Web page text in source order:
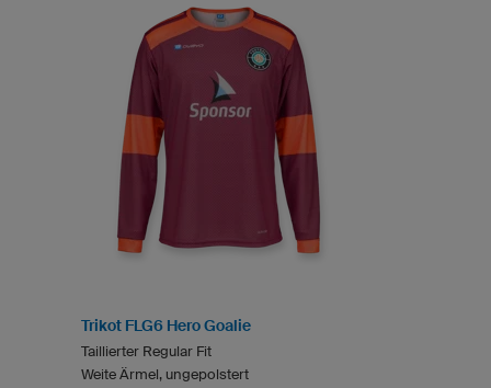
Trikot FLG6 Hero Goalie
Taillierter Regular Fit
Weite Ärmel, ungepolstert